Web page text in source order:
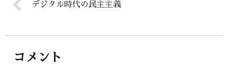
デジタル時代の民主主義
コメント